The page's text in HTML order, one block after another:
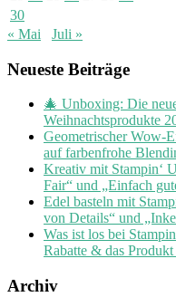
30
« Mai
Juli »
Neueste Beiträge
🎄 Unboxing: Die
Weihnachtsprodukte
Geometrischer Wow-
auf farbenfrohe
Kreativ mit Stampin‘
Fair“ und „Einfach
Edel basteln mit
von Details“ und
Was ist los bei
Rabatte & das
Archiv